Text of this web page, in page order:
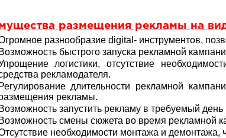
размещения рекламы на
разнообразие digital- инструментов,
быстрого запуска рекламной
логистики, отсутствие
рекламодателя.
длительности рекламной
рекламы.
запустить рекламу в требуемый день
смены сюжета во время рекламной
необходимости монтажа и демонтажа,